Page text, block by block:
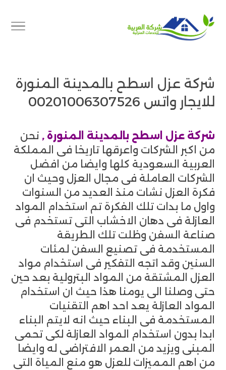
شركة عزل اسطح بالمدينة المنورة
للايجار واتس 00201006307526
شركة عزل اسطح بالمدينة المنورة , نحن
من اكبر الشركات واعرقها تاريخا فى المملكة
العربية السعودية كلها وايضا من افضل
الشركات العاملة فى مجال العزل وحيث ان
فكرة العزل نشات منذ العديد من السنوات
واول ما بدات تلك الفكرة تم استخدام المواد
العازلة فى دهان الاخشاب التى تستخدم فى
صناعة السفن وظلت تلك الطريقة
المستخدمة فى تصنيع السفن لمئات
السنين وقد اتجه التفكير فى استخدام مواد
العزل المشتقة من المواد البترولية بعد حين
حتى وصلنا الى يومنا هذا حيث ان استخدام
المواد العازلة يعد احد اهم التقنيات
المستخدمة فى البناء حيث انه لايتم البناء
ابدا بدون استخدام المواد العازلة لكى تحمى
المبنى ويزيد من العمر الافتراضى له وايضا
من اهم المميزات للعزل هو منع المياة التى